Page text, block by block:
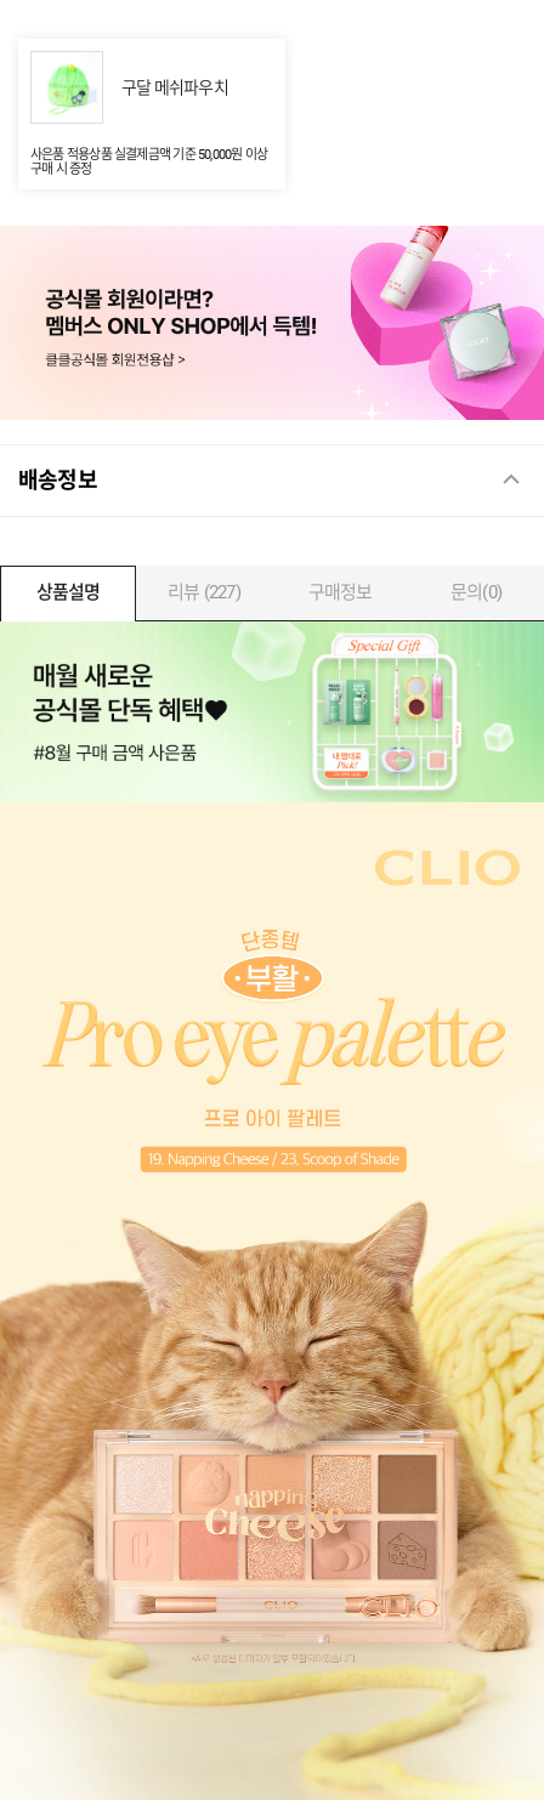
구달 메쉬파우치
사은품 적용상품 실결제금액 기준 50,000원 이상
구매 시 증정
배송정보
상품설명 리뷰 (227) 구매정보 문의(0)